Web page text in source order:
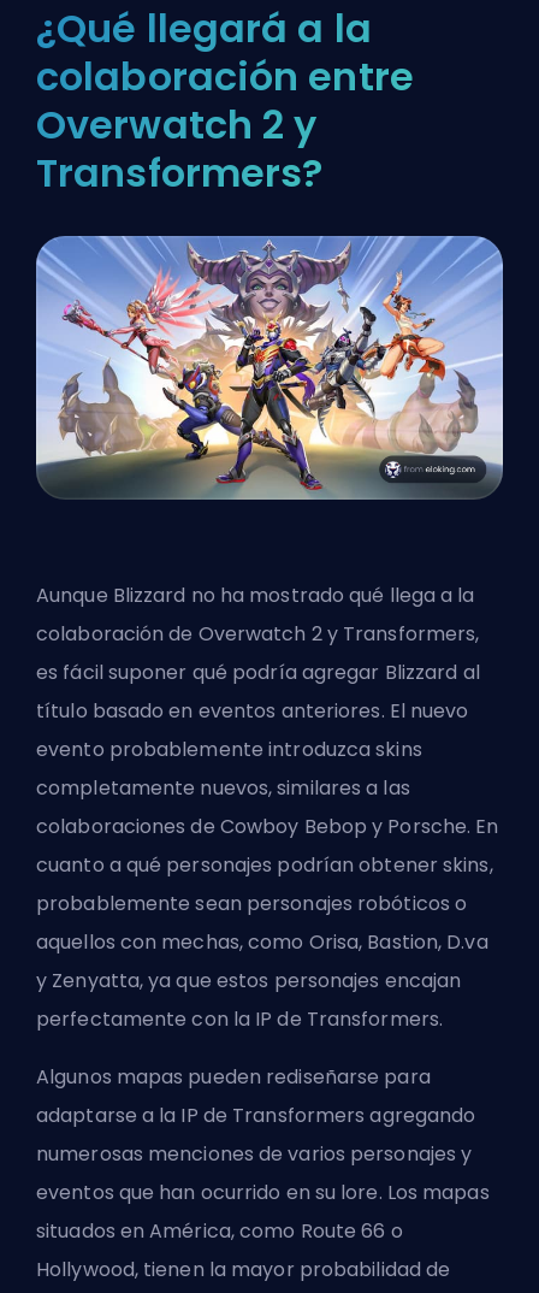
¿Qué llegará a la
colaboración entre
Overwatch 2 y
Transformers?
Aunque Blizzard no ha mostrado qué llega a la
colaboración de Overwatch 2 y Transformers,
es fácil suponer qué podría agregar Blizzard al
título basado en eventos anteriores. El nuevo
evento probablemente introduzca skins
completamente nuevos, similares a las
colaboraciones de Cowboy Bebop y Porsche. En
cuanto a qué personajes podrían obtener skins,
probablemente sean personajes robóticos o
aquellos con mechas, como Orisa, Bastion, D.va
y Zenyatta, ya que estos personajes encajan
perfectamente con la IP de Transformers.
Algunos mapas pueden rediseñarse para
adaptarse a la IP de Transformers agregando
numerosas menciones de varios personajes y
eventos que han ocurrido en su lore. Los mapas
situados en América, como Route 66 o
Hollywood, tienen la mayor probabilidad de